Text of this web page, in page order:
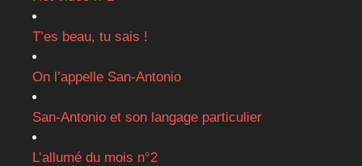
T’es beau, tu sais !
On l’appelle San-Antonio
San-Antonio et son langage particulier
L’allumé du mois n°2